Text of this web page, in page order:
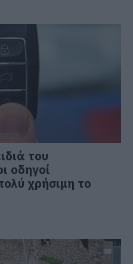
του
οδηγοί
χρήσιμη το